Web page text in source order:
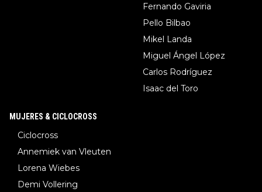
Fernando Gaviria
Pello Bilbao
Mikel Landa
Miguel Ángel López
Carlos Rodríguez
Isaac del Toro
MUJERES & CICLOCROSS
Ciclocross
Annemiek van Vleuten
Lorena Wiebes
Demi Vollering